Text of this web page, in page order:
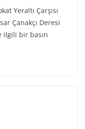
Yeraltı Çarşısı
Çanakçı Deresi
ilgili bir basın